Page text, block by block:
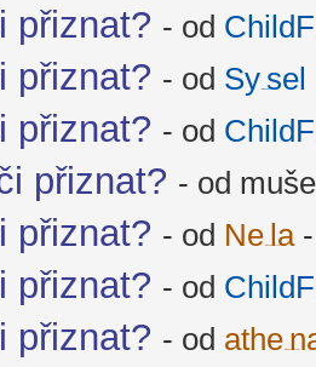
přiznat? - od ChildF
přiznat? - od Sy -diskusni-forum-
sel
přiznat? - od ChildF
přiznat? - od
přiznat? - od Ne -diskusni-forum-
la-
přiznat? - od ChildF
přiznat? - od athe -diskusni-forum-